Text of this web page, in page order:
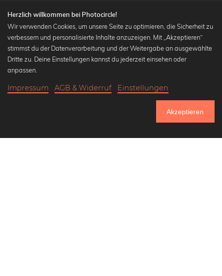
Bis Donnerstag: 20% Rabatt auf alle Bilder
Beliebte Kollektionen
Wandbilder in schwarz-weiß
Bauhaus Bilder
Herzlich willkommen bei Photocircle!
Wir verwenden Cookies, um unsere Seite zu optimieren, die Sicherheit zu
verbessern und personalisierte Inhalte anzuzeigen. Mit „Akzeptieren“
stimmst du der Datenverarbeitung und der Weitergabe an ausgewählte
Dritte zu. Deine Einstellungen kannst du jederzeit einsehen oder
anpassen.
Impressum AGB & Widerruf Einstellungen
Akzeptieren